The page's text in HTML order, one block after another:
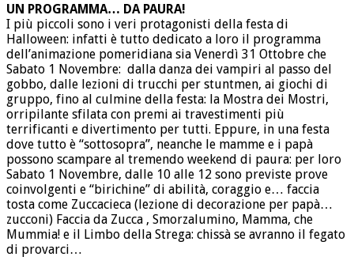
UN PROGRAMMA… DA PAURA!
I più piccoli sono i veri protagonisti della festa di
Halloween: infatti è tutto dedicato a loro il programma
dell’animazione pomeridiana sia Venerdì 31 Ottobre che
Sabato 1 Novembre: dalla danza dei vampiri al passo del
gobbo, dalle lezioni di trucchi per stuntmen, ai giochi di
gruppo, fino al culmine della festa: la Mostra dei Mostri,
orripilante sfilata con premi ai travestimenti più
terrificanti e divertimento per tutti. Eppure, in una festa
dove tutto è “sottosopra”, neanche le mamme e i papà
possono scampare al tremendo weekend di paura: per loro
Sabato 1 Novembre, dalle 10 alle 12 sono previste prove
coinvolgenti e “birichine” di abilità, coraggio e… faccia
tosta come Zuccacieca (lezione di decorazione per papà…
zucconi) Faccia da Zucca , Smorzalumino, Mamma, che
Mummia! e il Limbo della Strega: chissà se avranno il fegato
di provarci…